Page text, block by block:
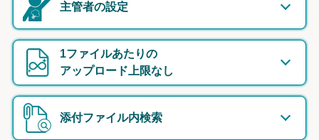
主管者の設定
1ファイルあたりの
アップロード上限なし
添付ファイル内検索